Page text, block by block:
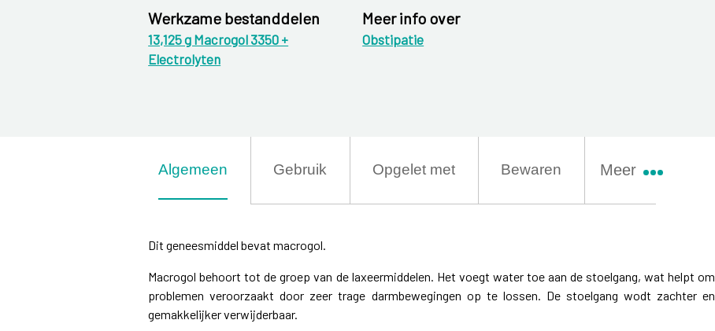
Werkzame bestanddelen
13,125 g Macrogol 3350 +
Electrolyten
Meer info over
Obstipatie
Algemeen Gebruik Opgelet met Bewaren Meer
Dit geneesmiddel bevat macrogol.
Macrogol behoort tot de groep van de laxeermiddelen. Het voegt water toe aan de stoelgang, wat helpt om
problemen veroorzaakt door zeer trage darmbewegingen op te lossen. De stoelgang wodt zachter en
gemakkelijker verwijderbaar.